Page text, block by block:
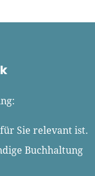
Sie relevant ist.
Buchhaltung